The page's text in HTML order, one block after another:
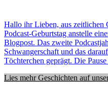
Hallo ihr Lieben, aus zeitlichen
Podcast-Geburtstag anstelle
Blogpost. Das zweite
Schwangerschaft und das
Töchterchen geprägt. Die
Lies mehr Geschichten auf